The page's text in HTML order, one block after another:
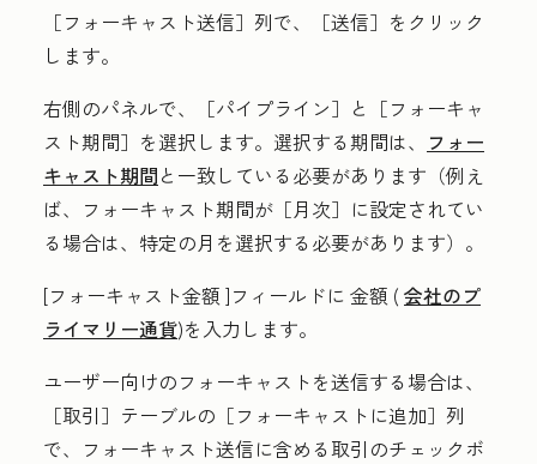
［フォーキャスト送信］ 列で、［送信］ をクリック
します。
右側のパネルで、［パイプライン］ と［フォーキャ
スト期間］ を選択します。選択する期間は、 フォー
キャスト期間と一致している必要があります（例え
ば、フォーキャスト期間が［月次］に設定されてい
る場合は、特定の月を選択する必要があります）。
[フォーキャスト金額 ]フィールドに 金額 ( 会社のプ
ライマリー通貨)を入力します。
ユーザー向けのフォーキャストを送信する場合は、
［取引］ テーブルの［フォーキャストに追加］列
で、フォーキャスト送信に含める取引のチェックボ